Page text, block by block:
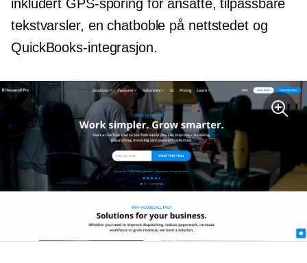
inkludert GPS-sporing for ansatte, tilpassbare
tekstvarsler, en chatboble på nettstedet og
QuickBooks-integrasjon.